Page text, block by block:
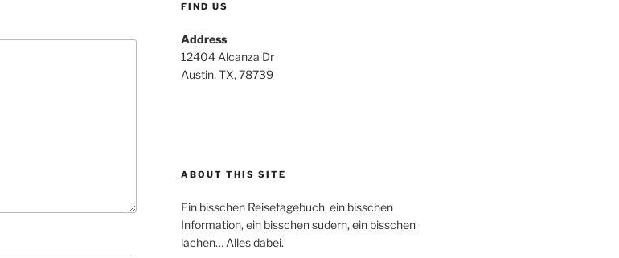
FIND US
Address
12404 Alcanza Dr
Austin, TX, 78739
ABOUT THIS SITE
Ein bisschen Reisetagebuch, ein bisschen
Information, ein bisschen sudern, ein bisschen
lachen… Alles dabei.